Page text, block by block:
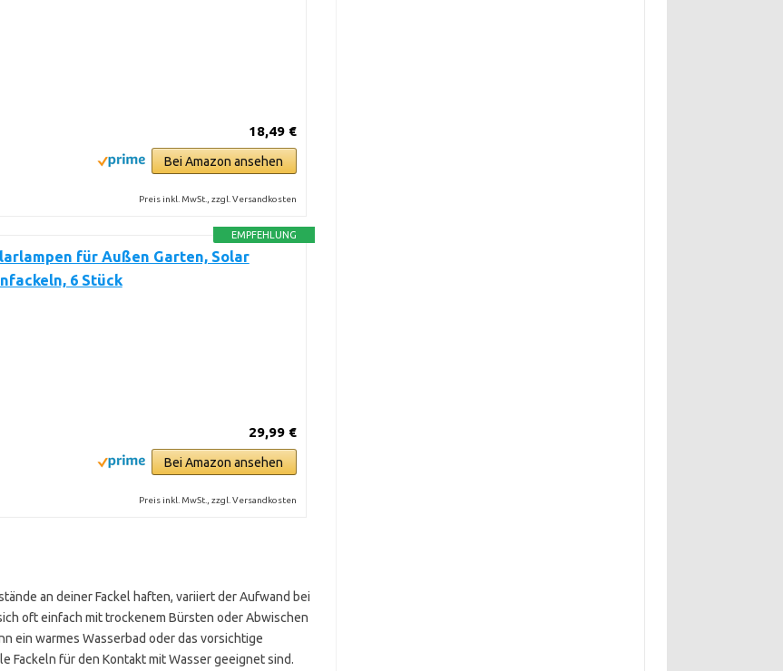
18,49 €
Bei Amazon ansehen
Preis inkl. MwSt., zzgl. Versandkosten
EMPFEHLUNG
für Außen Garten, Solar
6 Stück
29,99 €
Bei Amazon ansehen
Preis inkl. MwSt., zzgl. Versandkosten
an deiner Fackel haften, variiert der Aufwand bei
oft einfach mit trockenem Bürsten oder Abwischen
ein warmes Wasserbad oder das vorsichtige
Fackeln für den Kontakt mit Wasser geeignet sind.